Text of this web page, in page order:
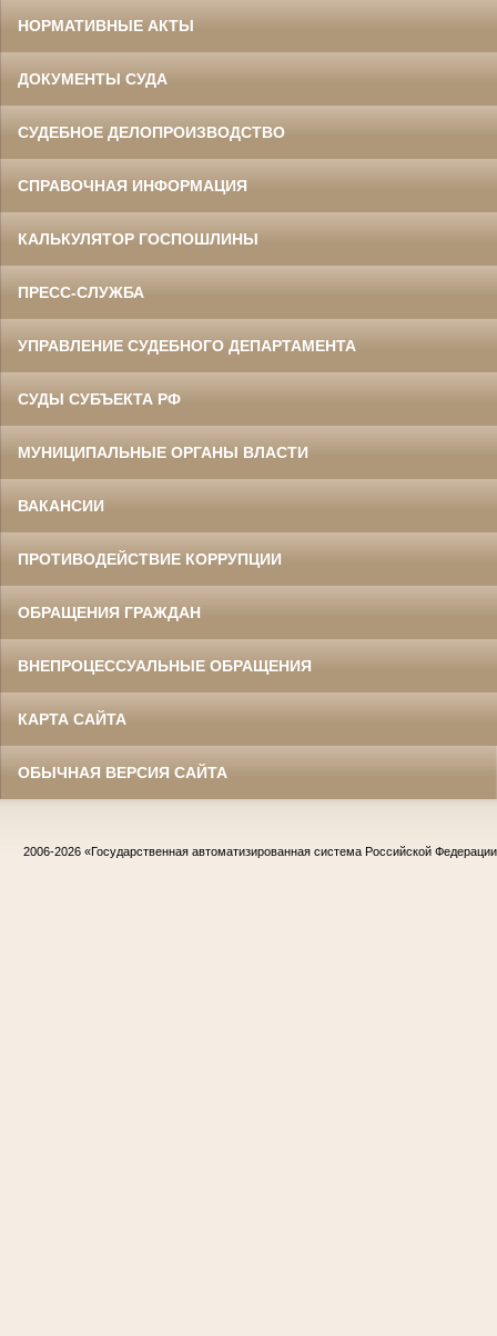
НОРМАТИВНЫЕ АКТЫ
ДОКУМЕНТЫ СУДА
СУДЕБНОЕ ДЕЛОПРОИЗВОДСТВО
СПРАВОЧНАЯ ИНФОРМАЦИЯ
КАЛЬКУЛЯТОР ГОСПОШЛИНЫ
ПРЕСС-СЛУЖБА
УПРАВЛЕНИЕ СУДЕБНОГО ДЕПАРТАМЕНТА
СУДЫ СУБЪЕКТА РФ
МУНИЦИПАЛЬНЫЕ ОРГАНЫ ВЛАСТИ
ВАКАНСИИ
ПРОТИВОДЕЙСТВИЕ КОРРУПЦИИ
ОБРАЩЕНИЯ ГРАЖДАН
ВНЕПРОЦЕССУАЛЬНЫЕ ОБРАЩЕНИЯ
КАРТА САЙТА
ОБЫЧНАЯ ВЕРСИЯ САЙТА
2006-2026 «Государственная автоматизированная система Российской